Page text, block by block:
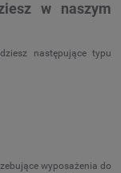
w naszym
następujące typu
wyposażenia do